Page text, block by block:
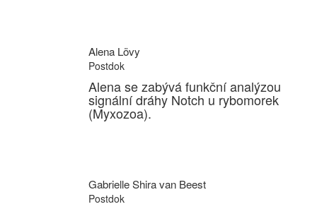
Alena Lövy
Postdok
Alena se zabývá funkční analýzou
signální dráhy Notch u rybomorek
(Myxozoa).
Gabrielle Shira van Beest
Postdok